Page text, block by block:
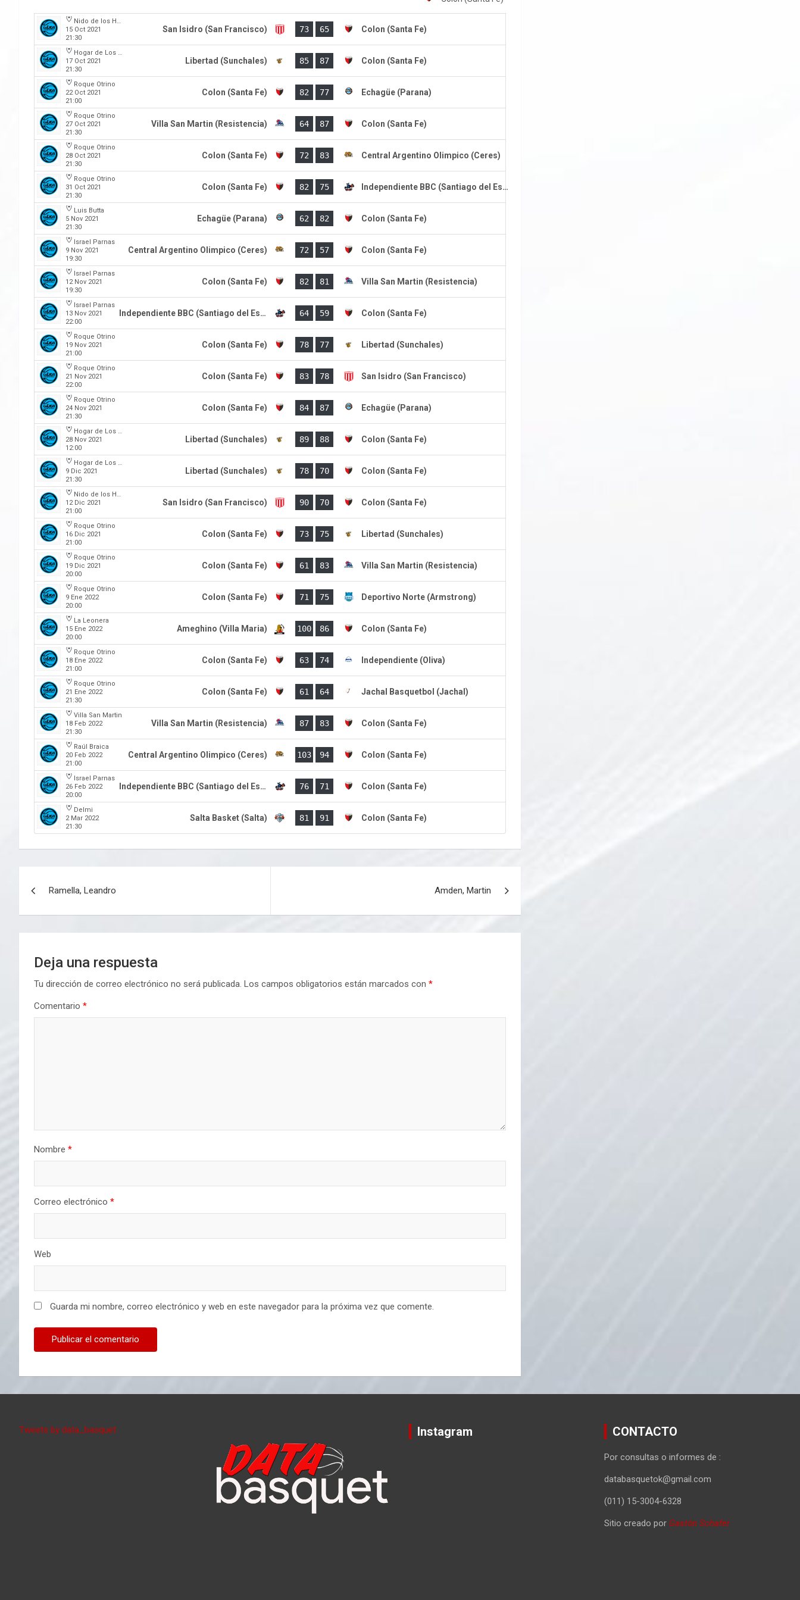
Nido de los Halcones
15 Oct 2021
21:30
San Isidro (San Francisco) 73 65 Colon (Santa Fe)
Hogar de Los Tigres
17 Oct 2021
21:30
Libertad (Sunchales) 85 87 Colon (Santa Fe)
Roque Otrino
22 Oct 2021
21:00
Colon (Santa Fe) 82 77 Echagüe (Parana)
Roque Otrino
27 Oct 2021
21:30
Villa San Martin (Resistencia) 64 87 Colon (Santa Fe)
Roque Otrino
28 Oct 2021
21:30
Colon (Santa Fe) 72 83 Central Argentino Olimpico (Ceres)
Roque Otrino
31 Oct 2021
21:30
Colon (Santa Fe) 82 75 Independiente BBC (Santiago del Estero)
Luis Butta
5 Nov 2021
21:30
Echagüe (Parana) 62 82 Colon (Santa Fe)
Israel Parnas
9 Nov 2021
19:30
Central Argentino Olimpico (Ceres) 72 57 Colon (Santa Fe)
Israel Parnas
12 Nov 2021
19:30
Colon (Santa Fe) 82 81 Villa San Martin (Resistencia)
Israel Parnas
13 Nov 2021
22:00
Independiente BBC (Santiago del Estero) 64 59 Colon (Santa Fe)
Roque Otrino
19 Nov 2021
21:00
Colon (Santa Fe) 78 77 Libertad (Sunchales)
Roque Otrino
21 Nov 2021
22:00
Colon (Santa Fe) 83 78 San Isidro (San Francisco)
Roque Otrino
24 Nov 2021
21:30
Colon (Santa Fe) 84 87 Echagüe (Parana)
Hogar de Los Tigres
28 Nov 2021
12:00
Libertad (Sunchales) 89 88 Colon (Santa Fe)
Hogar de Los Tigres
9 Dic 2021
21:30
Libertad (Sunchales) 78 70 Colon (Santa Fe)
Nido de los Halcones
12 Dic 2021
21:00
San Isidro (San Francisco) 90 70 Colon (Santa Fe)
Roque Otrino
16 Dic 2021
21:00
Colon (Santa Fe) 73 75 Libertad (Sunchales)
Roque Otrino
19 Dic 2021
20:00
Colon (Santa Fe) 61 83 Villa San Martin (Resistencia)
Roque Otrino
9 Ene 2022
20:00
Colon (Santa Fe) 71 75 Deportivo Norte (Armstrong)
La Leonera
15 Ene 2022
20:00
Ameghino (Villa Maria) 100 86 Colon (Santa Fe)
Roque Otrino
18 Ene 2022
21:00
Colon (Santa Fe) 63 74 Independiente (Oliva)
Roque Otrino
21 Ene 2022
21:30
Colon (Santa Fe) 61 64 Jachal Basquetbol (Jachal)
Villa San Martin
18 Feb 2022
21:30
Villa San Martin (Resistencia) 87 83 Colon (Santa Fe)
Raúl Braica
20 Feb 2022
21:00
Central Argentino Olimpico (Ceres) 103 94 Colon (Santa Fe)
Israel Parnas
26 Feb 2022
20:00
Independiente BBC (Santiago del Estero) 76 71 Colon (Santa Fe)
Delmi
2 Mar 2022
21:30
Salta Basket (Salta) 81 91 Colon (Santa Fe)
entradas
Ramella, Leandro Amden, Martin
Deja una respuesta
Tu dirección de correo electrónico no será publicada. Los campos obligatorios están marcados con *
Comentario *
Nombre *
Correo electrónico *
Web
Guarda mi nombre, correo electrónico y web en este navegador para la próxima vez que comente.
Tweets by data_basquet Instagram CONTACTO
Por consultas o informes de :
databasquetok@gmail.com
(011) 15-3004-6328
Sitio creado por Gastón Schafer